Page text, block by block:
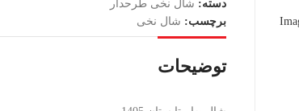
دسته: شال نخی طرحدار
برچسب: شال نخی
توضیحات